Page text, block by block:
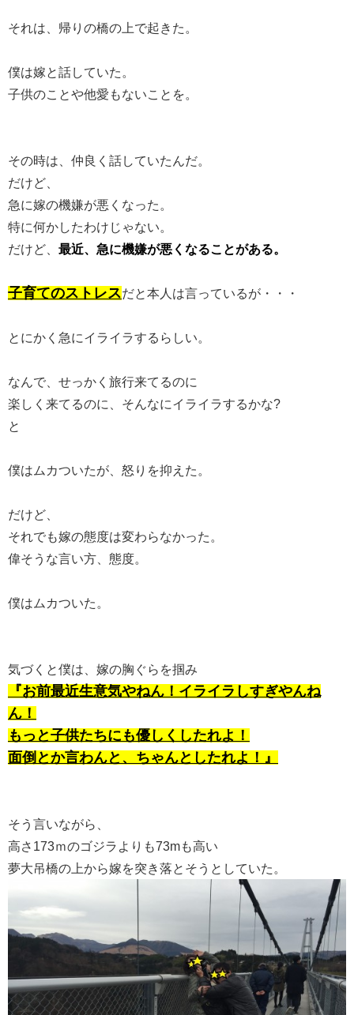
それは、帰りの橋の上で起きた。
僕は嫁と話していた。
子供のことや他愛もないことを。
その時は、仲良く話していたんだ。
だけど、
急に嫁の機嫌が悪くなった。
特に何かしたわけじゃない。
だけど、 最近、急に機嫌が悪くなることがある。
子育てのストレスだと本人は言っているが・・・
とにかく急にイライラするらしい。
なんで、せっかく旅行来てるのに
楽しく来てるのに、そんなにイライラするかな?
と
僕はムカついたが、怒りを抑えた。
だけど、
それでも嫁の態度は変わらなかった。
偉そうな言い方、態度。
僕はムカついた。
気づくと僕は、嫁の胸ぐらを掴み
『お前最近生意気やねん！イライラしすぎやんね
ん！
もっと子供たちにも優しくしたれよ！
面倒とか言わんと、ちゃんとしたれよ！』
そう言いながら、
高さ173ｍのゴジラよりも73mも高い
夢大吊橋の上から嫁を突き落とそうとしていた。